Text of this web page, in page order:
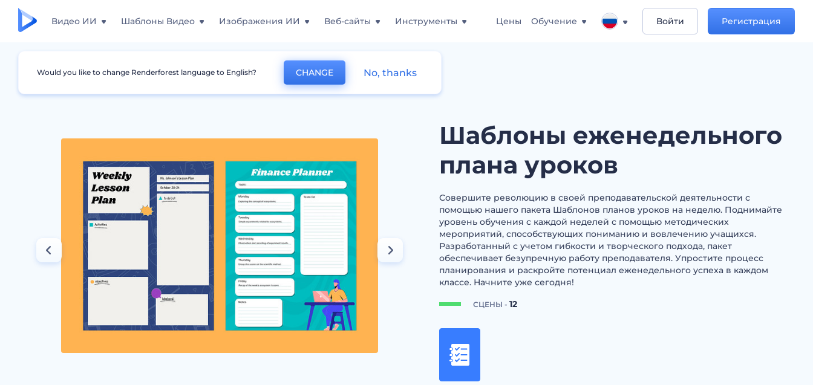
Видео ИИ Шаблоны Видео Изображения ИИ Веб-сайты Инструменты Цены Обучение Войти Регистрация
Дизайны Планы уроков Шаблоны еженедельного плана уроков
Шаблоны еженедельного
плана уроков
Совершите революцию в своей преподавательской деятельности с
помощью нашего пакета Шаблонов планов уроков на неделю. Поднимайте
уровень обучения с каждой неделей с помощью методических
мероприятий, способствующих пониманию и вовлечению учащихся.
Разработанный с учетом гибкости и творческого подхода, пакет
обеспечивает безупречную работу преподавателя. Упростите процесс
планирования и раскройте потенциал еженедельного успеха в каждом
классе. Начните уже сегодня!
СЦЕНЫ - 12
Would you like to change Renderforest language to English? CHANGE No, thanks